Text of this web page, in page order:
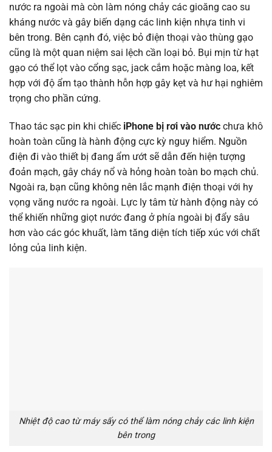
nước ra ngoài mà còn làm nóng chảy các gioăng cao su
kháng nước và gây biến dạng các linh kiện nhựa tinh vi
bên trong. Bên cạnh đó, việc bỏ điện thoại vào thùng gạo
cũng là một quan niệm sai lệch cần loại bỏ. Bụi mịn từ hạt
gạo có thể lọt vào cổng sạc, jack cắm hoặc màng loa, kết
hợp với độ ẩm tạo thành hỗn hợp gây kẹt và hư hại nghiêm
trọng cho phần cứng.
Thao tác sạc pin khi chiếc iPhone bị rơi vào nước chưa khô
hoàn toàn cũng là hành động cực kỳ nguy hiểm. Nguồn
điện đi vào thiết bị đang ẩm ướt sẽ dẫn đến hiện tượng
đoản mạch, gây cháy nổ và hỏng hoàn toàn bo mạch chủ.
Ngoài ra, bạn cũng không nên lắc mạnh điện thoại với hy
vọng văng nước ra ngoài. Lực ly tâm từ hành động này có
thể khiến những giọt nước đang ở phía ngoài bị đẩy sâu
hơn vào các góc khuất, làm tăng diện tích tiếp xúc với chất
lỏng của linh kiện.
Nhiệt độ cao từ máy sấy có thể làm nóng chảy các linh kiện
bên trong